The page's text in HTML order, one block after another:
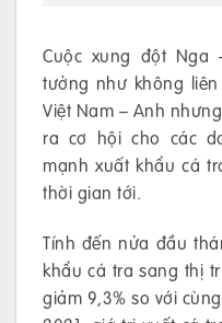
Cuộc xung đột Nga
tưởng như không
Việt Nam – Anh
ra cơ hội cho các
mạnh xuất khẩu cá
thời gian tới.
Tính đến nửa đầu
khẩu cá tra sang thị
giảm 9,3% so với